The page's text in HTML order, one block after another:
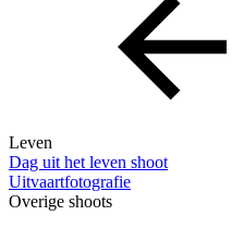
Leven
Dag uit het leven shoot
Uitvaartfotografie
Overige shoots